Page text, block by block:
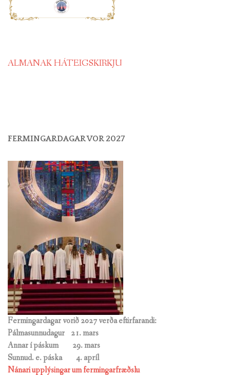
ALMANAK HÁTEIGSKIRKJU
FERMINGARDAGAR VOR 2027
Fermingardagar vorið 2027 verða eftirfarandi:
Pálmasunnudagur 21. mars
Annar í páskum 29. mars
Sunnud. e. páska 4. apríl
Nánari upplýsingar um fermingarfræðslu